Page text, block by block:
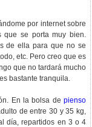
por internet sobre
que se porta muy bien.
de ella para que no se
etc. Pero creo que es
que no tardará mucho
bastante tranquila.
En la bolsa de pienso
de entre 30 y 35 kg,
día, repartidos en 3 o 4